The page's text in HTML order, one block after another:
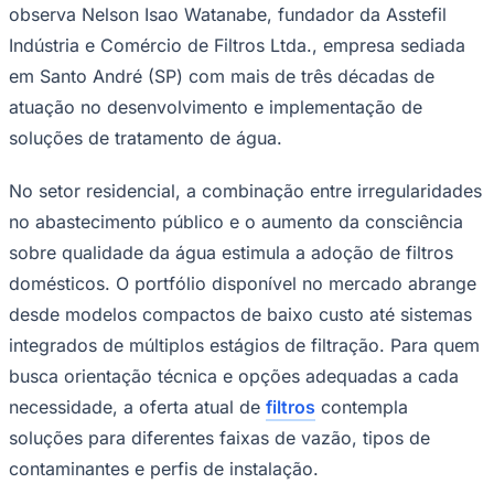
Goiás
No ambiente industrial, filtros e sistemas de tratamento
de água são componentes operacionais críticos.
Indústrias farmacêuticas, cosméticas, alimentícias,
cervejarias e laboratórios de análise dependem da
qualidade da água como insumo direto de produção,
do Ministério da Saúde, que regulamenta padrões de
potabilidade e controle de impurezas. Tecnologias como
osmose reversa, ultrafiltração e filtros com cartuchos
especializados atendem a essas exigências com
diferentes níveis de retenção, adaptáveis à composição
da água de cada localidade.
"A escolha do sistema de filtragem adequado passa pela
análise da água disponível e das exigências específicas
de cada aplicação, seja residencial ou industrial",